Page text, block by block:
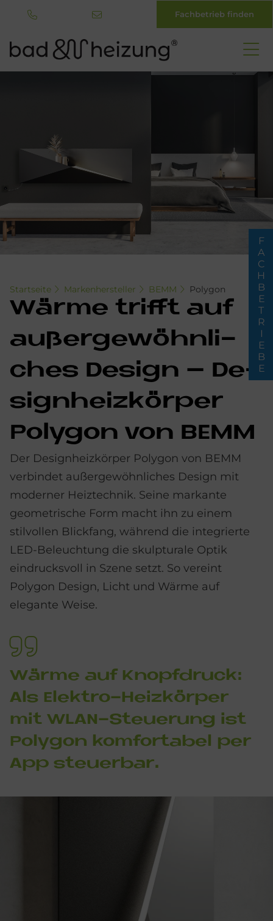
Fachbetrieb finden
Startseite Markenhersteller BEMM Polygon
Wär­me trif­ft auf
au­ßer­ge­wöhn­li­
ches De­sign – De­
sign­heiz­kör­per
Po­ly­gon von BEMM
Der Designheizkörper Polygon von BEMM
verbindet außergewöhnliches Design mit
moderner Heiztechnik. Seine markante
geometrische Form macht ihn zu einem
stilvollen Blickfang, während die integrierte
LED-Beleuchtung die skulpturale Optik
eindrucksvoll in Szene setzt. So vereint
Polygon Design, Licht und Wärme auf
elegante Weise.
Wär­me auf Knopf­druck:
Als Elek­tro-Heiz­kör­per
mit WLAN-Steue­rung ist
Po­ly­gon kom­for­ta­bel per
App steu­er­bar.
FACHBETRIEBE